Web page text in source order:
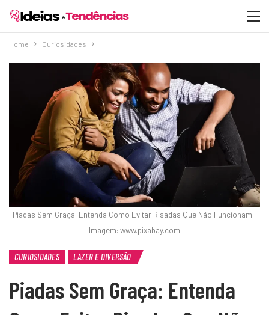
Home Curiosidades
Piadas Sem Graça: Entenda Como Evitar Risadas Que Não Funcionam -
Imagem: www.pixabay.com
CURIOSIDADES LAZER E DIVERSÃO
Piadas Sem Graça: Entenda